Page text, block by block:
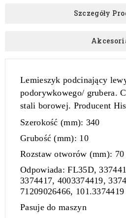
Szczegóły
Lemieszyk podcinający
podorywkowego/ grubera.
stali borowej. Producent
Szerokość (mm): 340
Grubość (mm): 10
Rozstaw otworów (mm): 70
Odpowiada: FL35D,
3374417, 4003374419,
71209026466, 101.3374419
Pasuje do maszyn